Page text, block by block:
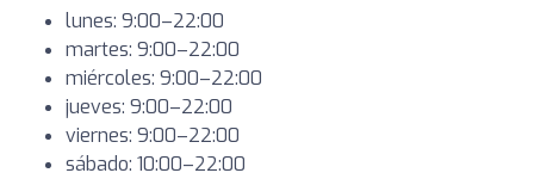
lunes: 9:00–22:00
martes: 9:00–22:00
miércoles: 9:00–22:00
jueves: 9:00–22:00
viernes: 9:00–22:00
sábado: 10:00–22:00